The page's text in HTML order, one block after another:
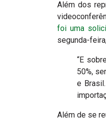
Além dos
foi uma
segunda-
“E
50%,
e
Além de se